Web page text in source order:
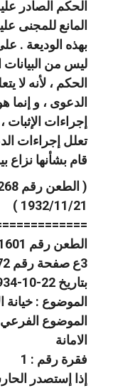
الحكم الصادر
المانع للمجنى
بهذه الوديعة .
ليس من
الحكم ، لأنه لا
الدعوى ، و
إجراءات
تعلل إجراءات
قام بشأنها نزاع
1932/11/21 )
3ع صفحة رقم 372
بتاريخ 22-10-1934
الموضوع : خيانة
الموضوع الفرعي
الامانة
فقرة رقم : 1
إذا إستصدر